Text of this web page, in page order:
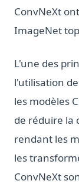
ConvNeXt
ImageNet
L'une des
l'utilisation
les modèles
de réduire la
rendant les
les
ConvNeXt